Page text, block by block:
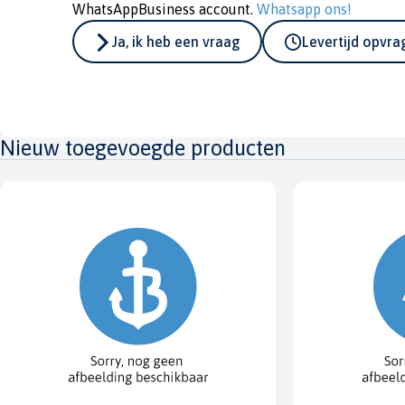
WhatsAppBusiness account. Whatsapp ons!
Ja, ik heb een vraag
Levertijd
Nieuw toegevoegde producten